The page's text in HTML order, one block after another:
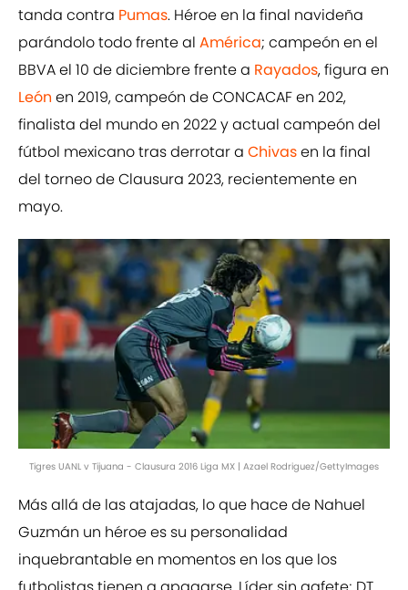
tanda contra Pumas. Héroe en la final navideña
parándolo todo frente al América; campeón en el
BBVA el 10 de diciembre frente a Rayados, figura en
León en 2019, campeón de CONCACAF en 202,
finalista del mundo en 2022 y actual campeón del
fútbol mexicano tras derrotar a Chivasen la final
del torneo de Clausura 2023, recientemente en
mayo.
Tigres UANL v Tijuana - Clausura 2016 Liga MX | Azael Rodriguez/GettyImages
Más allá de las atajadas, lo que hace de Nahuel
Guzmán un héroe es su personalidad
inquebrantable en momentos en los que los